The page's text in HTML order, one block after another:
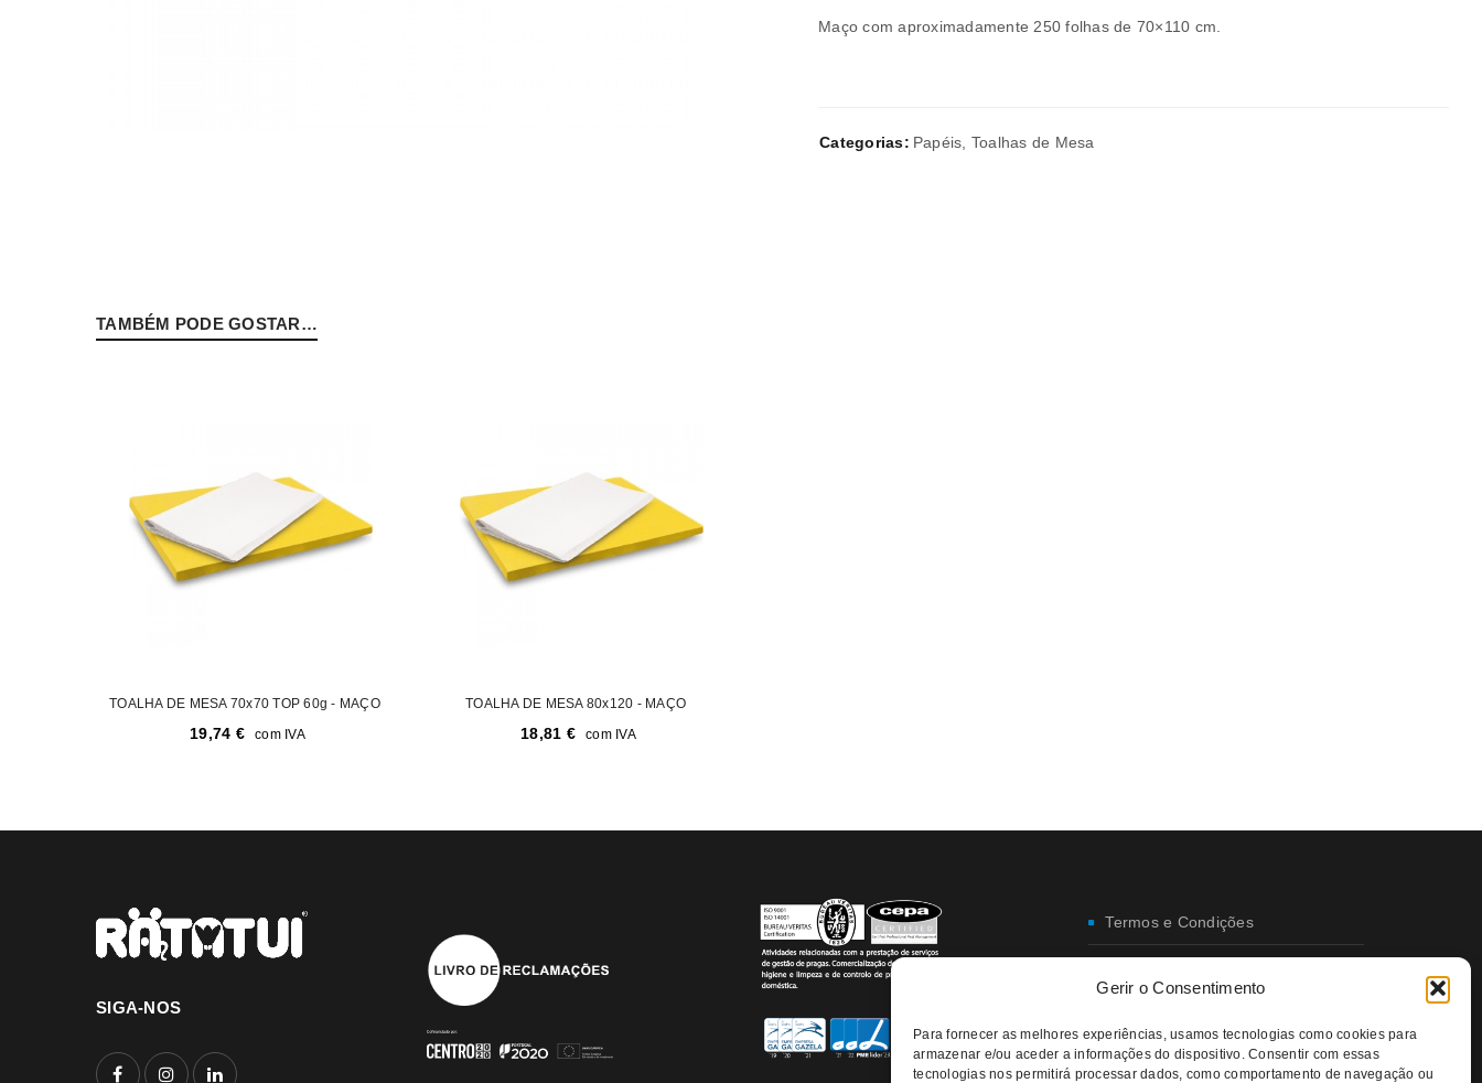
Gerir o Consentimento
Para fornecer as melhores experiências, usamos tecnologias como cookies para
armazenar e/ou aceder a informações do dispositivo. Consentir com essas
tecnologias nos permitirá processar dados, como comportamento de navegação ou
Maço com aproximadamente 250 folhas de 70×110 cm.
Categorias: Papéis Toalhas de Mesa
TAMBÉM PODE GOSTAR…
TOALHA DE MESA 70x70 TOP 60g - MAÇO
19,74 € com IVA
TOALHA DE MESA 80x120 - MAÇO
18,81 € com IVA
SIGA-NOS
Termos e Condições
Política de Privacidade